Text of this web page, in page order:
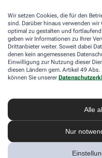
Wir setzen Cookies, die für den
sind. Darüber hinaus verwenden
optimal zu gestalten und
geben wir Informationen zu Ihrer
Drittanbieter weiter. Soweit dabei
denen kein angemessenes
Einwilligung zur Nutzung dieser
diesen Ländern gem. Artikel 49
können Sie unserer
Alle
Nur